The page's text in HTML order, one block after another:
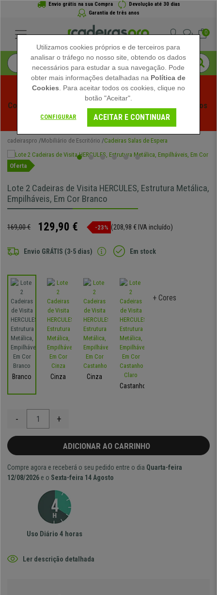
Envio grátis na sua Compra
Devolução até 30 dias
Garantia de três anos
0
Começam os Saldos de Verão em Cadeiraspro! Descontos
Exclusivos por Tempo Limitado - Ver Promoção
cadeiraspro Mobiliário de Escritório Cadeiras Salas de Espera
Oferta
Lote 2 Cadeiras de Visita HERCULES, Estrutura Metálica,
Empilháveis, Em Cor Branco
169,00 € 129,90 € -23% (208,98 € IVA incluído)
Envio GRÁTIS (3-5 dias) Em stock
Branco Cinza
Cinza
Castanho
+ Cores
- +
ADICIONAR AO CARRINHO
Compre agora e receberá o seu pedido entre o dia Quarta-feira
12/08/2026 e o Sexta-feira 14 Agosto
Uso Diário 4 horas
Ler descrição detalhada
Utilizamos cookies próprios e de terceiros para
analisar o tráfego no nosso site, obtendo os dados
necessários para estudar a sua navegação. Pode
obter mais informações detalhadas na Política de
Cookies . Para aceitar todos os cookies, clique no
botão "Aceitar".
CONFIGURAR ACEITAR E CONTINUAR